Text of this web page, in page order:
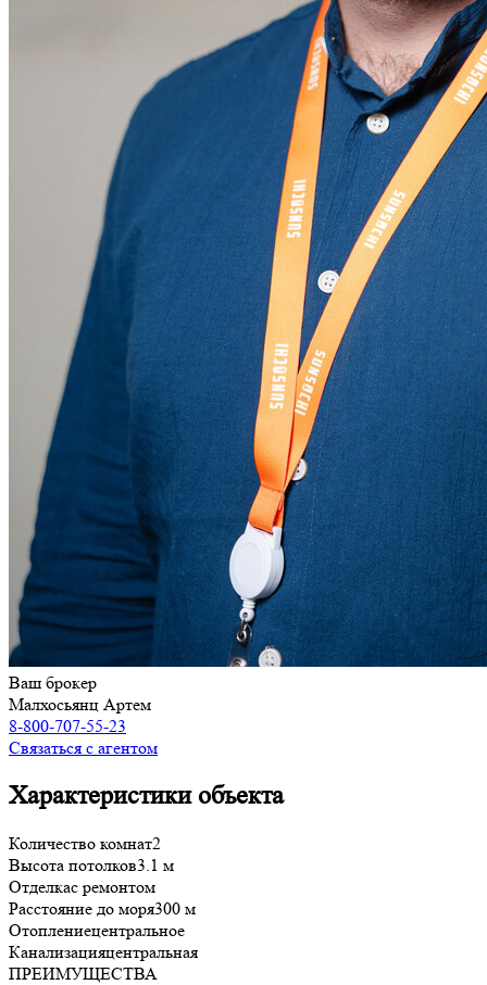
Ваш брокер
Малхосьянц Артем
8-800-707-55-23
Связаться с агентом
Характеристики объекта
Количество комнат2
Высота потолков3.1 м
Отделкас ремонтом
Расстояние до моря300 м
Отоплениецентральное
Канализацияцентральная
ПРЕИМУЩЕСТВА